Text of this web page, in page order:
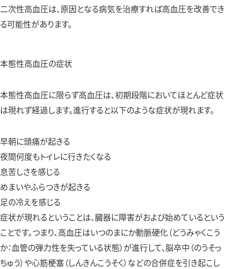
二次性高血圧は、原因となる病気を治療すれば高血圧を改善でき
る可能性があります。
本態性高血圧の症状
本態性高血圧に限らず高血圧は、初期段階においてほとんど症状
は現れず経過します。進行すると以下のような症状が現れます。
早朝に頭痛が起きる
夜間何度もトイレに行きたくなる
息苦しさを感じる
めまいやふらつきが起きる
足の冷えを感じる
症状が現れるということは、臓器に障害がおよび始めているという
ことです。つまり、高血圧はいつのまにか動脈硬化（どうみゃくこう
か：血管の弾力性を失っている状態）が進行して、脳卒中（のうそっ
ちゅう）や心筋梗塞（しんきんこうそく）などの合併症を引き起こし